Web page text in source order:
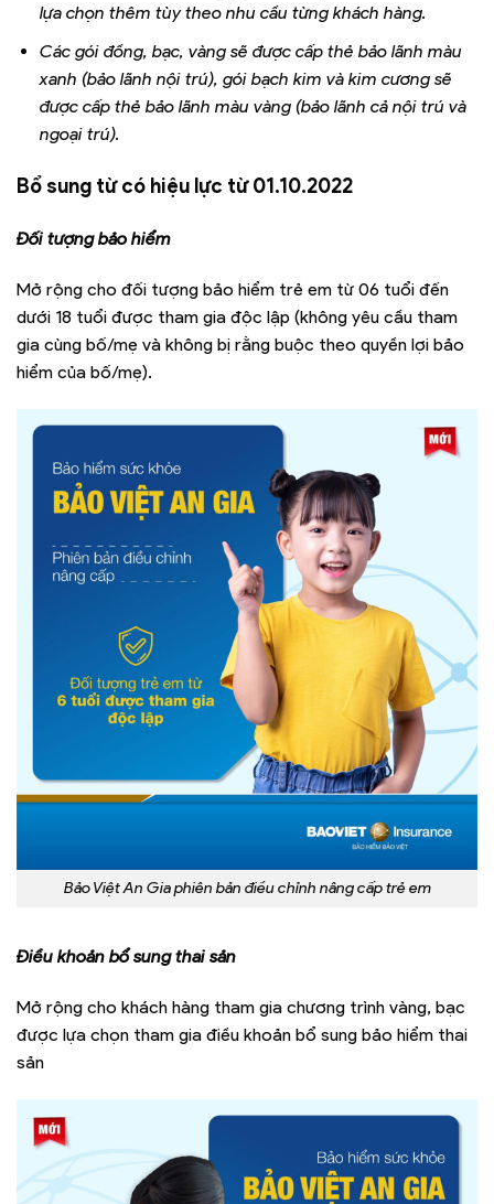
lựa chọn thêm tùy theo nhu cầu từng khách hàng.
Các gói đồng, bạc, vàng sẽ được cấp thẻ bảo lãnh màu
xanh (bảo lãnh nội trú), gói bạch kim và kim cương sẽ
được cấp thẻ bảo lãnh màu vàng (bảo lãnh cả nội trú và
ngoại trú).
Bổ sung từ có hiệu lực từ 01.10.2022
Đối tượng bảo hiểm
Mở rộng cho đối tượng bảo hiểm trẻ em từ 06 tuổi đến
dưới 18 tuổi được tham gia độc lập (không yêu cầu tham
gia cùng bố/mẹ và không bị rằng buộc theo quyền lợi bảo
hiểm của bố/mẹ).
Bảo Việt An Gia phiên bản điều chỉnh nâng cấp trẻ em
Điều khoản bổ sung thai sản
Mở rộng cho khách hàng tham gia chương trình vàng, bạc
được lựa chọn tham gia điều khoản bổ sung bảo hiểm thai
sản